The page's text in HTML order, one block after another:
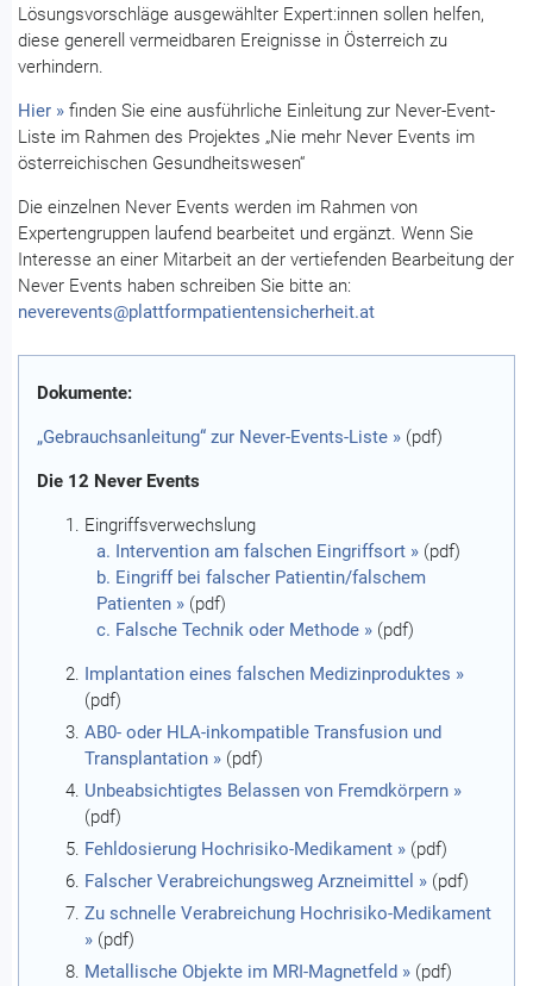
Lösungsvorschläge ausgewählter Expert:innen sollen helfen,
diese generell vermeidbaren Ereignisse in Österreich zu
verhindern.
Hier » finden Sie eine ausführliche Einleitung zur Never-Event-
Liste im Rahmen des Projektes „Nie mehr Never Events im
österreichischen Gesundheitswesen“
Die einzelnen Never Events werden im Rahmen von
Expertengruppen laufend bearbeitet und ergänzt. Wenn Sie
Interesse an einer Mitarbeit an der vertiefenden Bearbeitung der
Never Events haben schreiben Sie bitte an:
neverevents@plattformpatientensicherheit.at
Dokumente:
„Gebrauchsanleitung“ zur Never-Events-Liste » (pdf)
Die 12 Never Events
Eingriffsverwechslung
a. Intervention am falschen Eingriffsort » (pdf)
b. Eingriff bei falscher Patientin/falschem
Patienten » (pdf)
c. Falsche Technik oder Methode » (pdf)
Implantation eines falschen Medizinproduktes »
(pdf)
AB0- oder HLA-inkompatible Transfusion und
Transplantation » (pdf)
Unbeabsichtigtes Belassen von Fremdkörpern »
(pdf)
Fehldosierung Hochrisiko-Medikament » (pdf)
Falscher Verabreichungsweg Arzneimittel » (pdf)
Zu schnelle Verabreichung Hochrisiko-Medikament
» (pdf)
Metallische Objekte im MRI-Magnetfeld » (pdf)